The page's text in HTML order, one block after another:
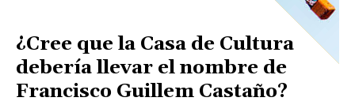
¿Cree que la Casa de Cultura
debería llevar el nombre de
Francisco Guillem Castaño?